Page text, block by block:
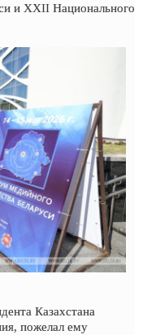
и XXII Национального
Казахстана
пожелал ему